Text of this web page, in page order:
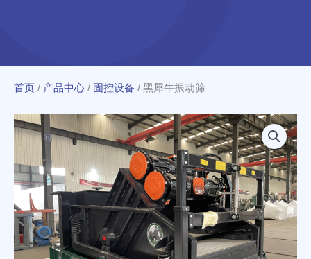
首页 / 产品中心 / 固控设备 / 黑犀牛振动筛